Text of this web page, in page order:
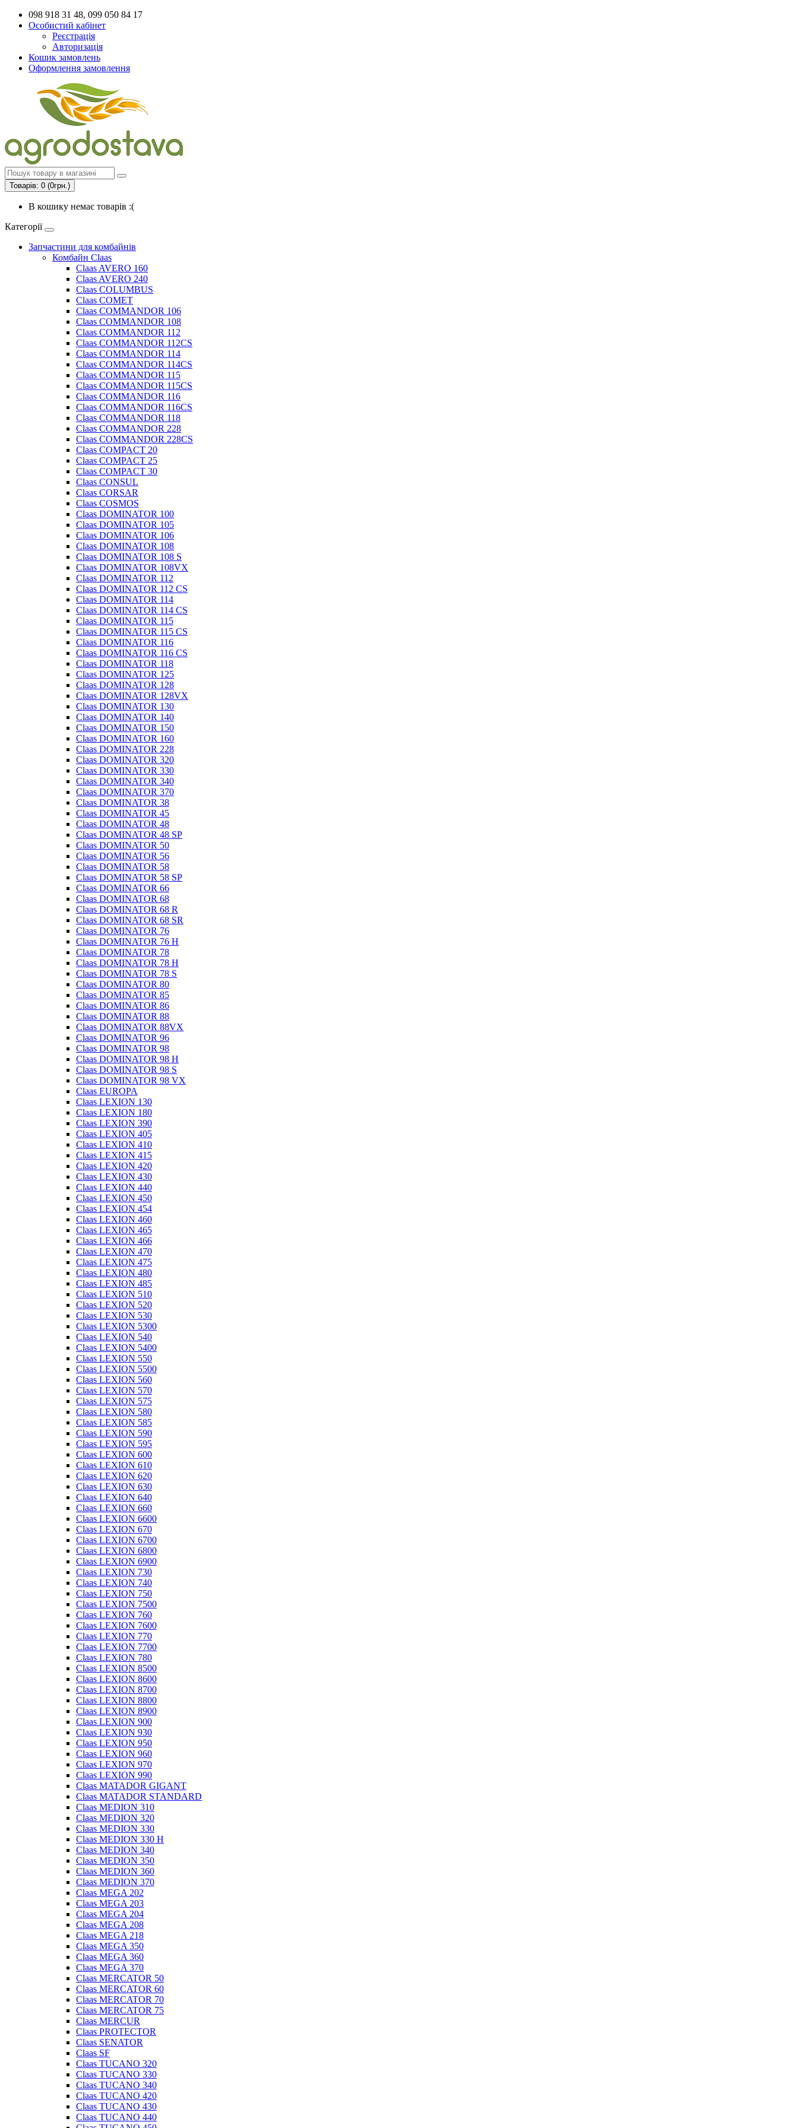
098 918 31 48, 099 050 84 17
Особистий кабінет
Реєстрація
Авторизація
Кошик замовлень
Оформлення замовлення
Товарів: 0 (0грн.)
В кошику немає товарів :(
Категорії
Запчастини для комбайнів
Комбайн Claas
Claas AVERO 160
Claas AVERO 240
Claas COLUMBUS
Claas COMET
Claas COMMANDOR 106
Claas COMMANDOR 108
Claas COMMANDOR 112
Claas COMMANDOR 112CS
Claas COMMANDOR 114
Claas COMMANDOR 114CS
Claas COMMANDOR 115
Claas COMMANDOR 115CS
Claas COMMANDOR 116
Claas COMMANDOR 116CS
Claas COMMANDOR 118
Claas COMMANDOR 228
Claas COMMANDOR 228CS
Claas COMPACT 20
Claas COMPACT 25
Claas COMPACT 30
Claas CONSUL
Claas CORSAR
Claas COSMOS
Claas DOMINATOR 100
Claas DOMINATOR 105
Claas DOMINATOR 106
Claas DOMINATOR 108
Claas DOMINATOR 108 S
Claas DOMINATOR 108VX
Claas DOMINATOR 112
Claas DOMINATOR 112 CS
Claas DOMINATOR 114
Claas DOMINATOR 114 CS
Claas DOMINATOR 115
Claas DOMINATOR 115 CS
Claas DOMINATOR 116
Claas DOMINATOR 116 CS
Claas DOMINATOR 118
Claas DOMINATOR 125
Claas DOMINATOR 128
Claas DOMINATOR 128VX
Claas DOMINATOR 130
Claas DOMINATOR 140
Claas DOMINATOR 150
Claas DOMINATOR 160
Claas DOMINATOR 228
Claas DOMINATOR 320
Claas DOMINATOR 330
Claas DOMINATOR 340
Claas DOMINATOR 370
Claas DOMINATOR 38
Claas DOMINATOR 45
Claas DOMINATOR 48
Claas DOMINATOR 48 SP
Claas DOMINATOR 50
Claas DOMINATOR 56
Claas DOMINATOR 58
Claas DOMINATOR 58 SP
Claas DOMINATOR 66
Claas DOMINATOR 68
Claas DOMINATOR 68 R
Claas DOMINATOR 68 SR
Claas DOMINATOR 76
Claas DOMINATOR 76 H
Claas DOMINATOR 78
Claas DOMINATOR 78 H
Claas DOMINATOR 78 S
Claas DOMINATOR 80
Claas DOMINATOR 85
Claas DOMINATOR 86
Claas DOMINATOR 88
Claas DOMINATOR 88VX
Claas DOMINATOR 96
Claas DOMINATOR 98
Claas DOMINATOR 98 H
Claas DOMINATOR 98 S
Claas DOMINATOR 98 VX
Claas EUROPA
Claas LEXION 130
Claas LEXION 180
Claas LEXION 390
Claas LEXION 405
Claas LEXION 410
Claas LEXION 415
Claas LEXION 420
Claas LEXION 430
Claas LEXION 440
Claas LEXION 450
Claas LEXION 454
Claas LEXION 460
Claas LEXION 465
Claas LEXION 466
Claas LEXION 470
Claas LEXION 475
Claas LEXION 480
Claas LEXION 485
Claas LEXION 510
Claas LEXION 520
Claas LEXION 530
Claas LEXION 5300
Claas LEXION 540
Claas LEXION 5400
Claas LEXION 550
Claas LEXION 5500
Claas LEXION 560
Claas LEXION 570
Claas LEXION 575
Claas LEXION 580
Claas LEXION 585
Claas LEXION 590
Claas LEXION 595
Claas LEXION 600
Claas LEXION 610
Claas LEXION 620
Claas LEXION 630
Claas LEXION 640
Claas LEXION 660
Claas LEXION 6600
Claas LEXION 670
Claas LEXION 6700
Claas LEXION 6800
Claas LEXION 6900
Claas LEXION 730
Claas LEXION 740
Claas LEXION 750
Claas LEXION 7500
Claas LEXION 760
Claas LEXION 7600
Claas LEXION 770
Claas LEXION 7700
Claas LEXION 780
Claas LEXION 8500
Claas LEXION 8600
Claas LEXION 8700
Claas LEXION 8800
Claas LEXION 8900
Claas LEXION 900
Claas LEXION 930
Claas LEXION 950
Claas LEXION 960
Claas LEXION 970
Claas LEXION 990
Claas MATADOR GIGANT
Claas MATADOR STANDARD
Claas MEDION 310
Claas MEDION 320
Claas MEDION 330
Claas MEDION 330 H
Claas MEDION 340
Claas MEDION 350
Claas MEDION 360
Claas MEDION 370
Claas MEGA 202
Claas MEGA 203
Claas MEGA 204
Claas MEGA 208
Claas MEGA 218
Claas MEGA 350
Claas MEGA 360
Claas MEGA 370
Claas MERCATOR 50
Claas MERCATOR 60
Claas MERCATOR 70
Claas MERCATOR 75
Claas MERCUR
Claas PROTECTOR
Claas SENATOR
Claas SF
Claas TUCANO 320
Claas TUCANO 330
Claas TUCANO 340
Claas TUCANO 420
Claas TUCANO 430
Claas TUCANO 440